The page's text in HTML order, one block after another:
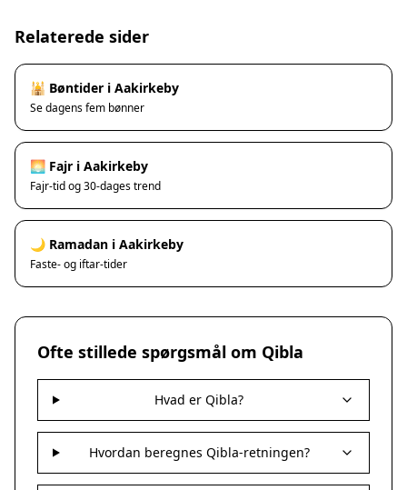
Vanløse
Haslev
Kalundborg
Korsør
Nykøbing Sjælland
Præstø
Sorø
Stege
Svendstrup
Vordingborg
Relaterede sider
🕌 Bøntider i Aakirkeby
Se dagens fem bønner
🌅 Fajr i Aakirkeby
Fajr-tid og 30-dages trend
🌙 Ramadan i Aakirkeby
Faste- og iftar-tider
Ofte stillede spørgsmål om Qibla
Hvad er Qibla?
Hvordan beregnes Qibla-retningen?